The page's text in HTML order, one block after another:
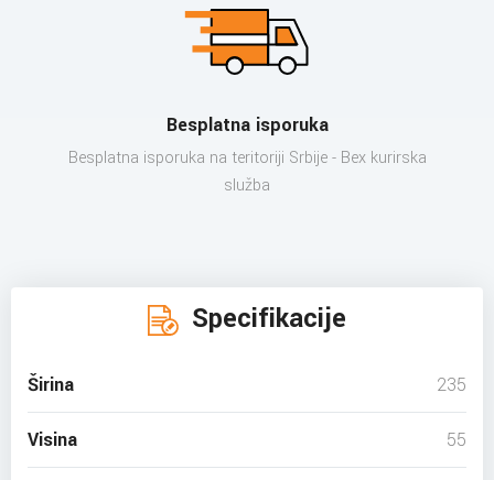
Besplatna isporuka
Besplatna isporuka na teritoriji Srbije - Bex kurirska
služba
Specifikacije
Širina 235
Visina 55